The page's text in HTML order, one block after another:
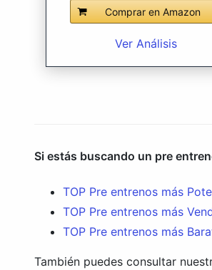
Comprar en Amazon
Ver Análisis
Si estás buscando un pre
TOP Pre entrenos más
TOP Pre entrenos más
TOP Pre entrenos más
También puedes consultar